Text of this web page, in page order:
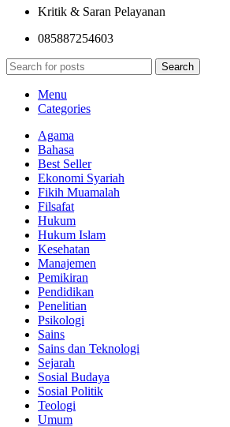
Kritik & Saran Pelayanan
085887254603
Search
Menu
Categories
Agama
Bahasa
Best Seller
Ekonomi Syariah
Fikih Muamalah
Filsafat
Hukum
Hukum Islam
Kesehatan
Manajemen
Pemikiran
Pendidikan
Penelitian
Psikologi
Sains
Sains dan Teknologi
Sejarah
Sosial Budaya
Sosial Politik
Teologi
Umum